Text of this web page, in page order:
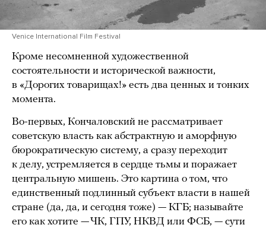
Venice International Film Festival
Кроме несомненной художественной
состоятельности и исторической важности,
в «Дорогих товарищах!» есть два ценных и тонких
момента.
Во-первых, Кончаловский не рассматривает
советскую власть как абстрактную и аморфную
бюрократическую систему, а сразу переходит
к делу, устремляется в сердце тьмы и поражает
центральную мишень. Это картина о том, что
единственный подлинный субъект власти в нашей
стране (да, да, и сегодня тоже) — КГБ; называйте
его как хотите — ЧК, ГПУ, НКВД или ФСБ, — сути